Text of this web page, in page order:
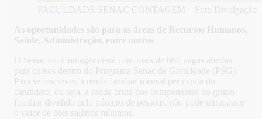
FACULDADE SENAC CONTAGEM – Foto Divulgação
As oportunidades são para as áreas de Recursos Humanos,
Saúde, Administração, entre outras
O Senac em Contagem está com mais de 660 vagas abertas
para cursos dentro do Programa Senac de Gratuidade (PSG).
Para se inscrever, a renda familiar mensal per capita do
candidato, ou seja, a renda bruta dos componentes do grupo
familiar dividido pelo número de pessoas, não pode ultrapassar
o valor de dois salários mínimos.